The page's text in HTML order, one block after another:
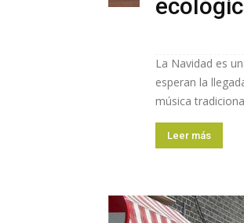
La Navidad es
esperan la
música
Leer más